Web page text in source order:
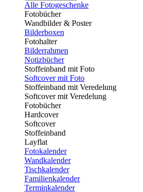
Alle Fotogeschenke
Fotobücher
Wandbilder & Poster
Bilderboxen
Fotohalter
Bilderrahmen
Notizbücher
Stoffeinband mit Foto
Softcover mit Foto
Stoffeinband mit Veredelung
Softcover mit Veredelung
Fotobücher
Hardcover
Softcover
Stoffeinband
Layflat
Fotokalender
Wandkalender
Tischkalender
Familienkalender
Terminkalender